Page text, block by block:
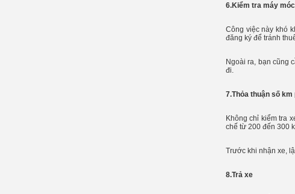
6.Kiểm tra máy
Công việc này khó
đăng ký để tránh
Ngoài ra, bạn cũng
đi.
7.Thỏa thuận số km
Không chỉ kiểm tra
chế từ 200 đến 300
Trước khi nhận xe,
8.Trả xe